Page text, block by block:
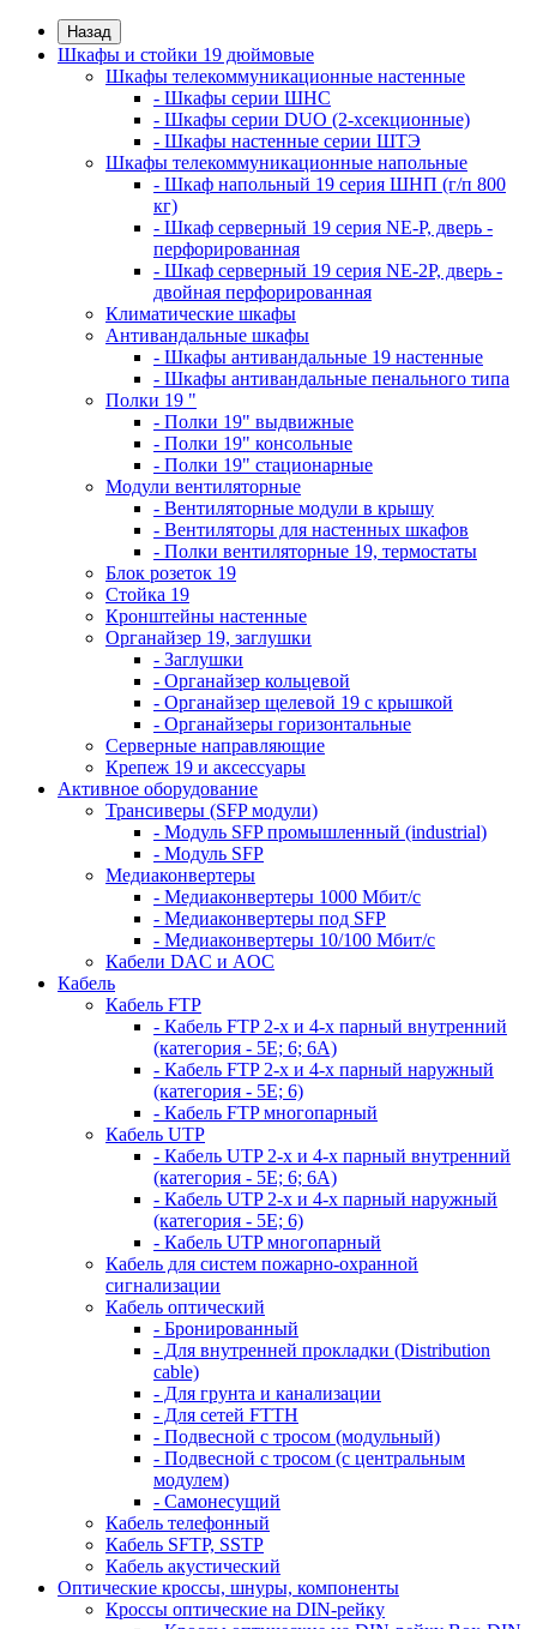
Назад
Шкафы и стойки 19 дюймовые
Шкафы телекоммуникационные настенные
- Шкафы серии ШНС
- Шкафы серии DUO (2-хсекционные)
- Шкафы настенные серии ШТЭ
Шкафы телекоммуникационные напольные
- Шкаф напольный 19 серия ШНП (г/п 800
кг)
- Шкаф серверный 19 серия NE-P, дверь -
перфорированная
- Шкаф серверный 19 серия NE-2P, дверь -
двойная перфорированная
Климатические шкафы
Антивандальные шкафы
- Шкафы антивандальные 19 настенные
- Шкафы антивандальные пенального типа
Полки 19 "
- Полки 19" выдвижные
- Полки 19" консольные
- Полки 19" стационарные
Модули вентиляторные
- Вентиляторные модули в крышу
- Вентиляторы для настенных шкафов
- Полки вентиляторные 19, термостаты
Блок розеток 19
Стойка 19
Кронштейны настенные
Органайзер 19, заглушки
- Заглушки
- Органайзер кольцевой
- Органайзер щелевой 19 с крышкой
- Органайзеры горизонтальные
Серверные направляющие
Крепеж 19 и аксессуары
Активное оборудование
Трансиверы (SFP модули)
- Модуль SFP промышленный (industrial)
- Модуль SFP
Медиаконвертеры
- Медиаконвертеры 1000 Мбит/с
- Медиаконвертеры под SFP
- Медиаконвертеры 10/100 Мбит/с
Кабели DAC и AOC
Кабель
Кабель FTP
- Кабель FTP 2-х и 4-х парный внутренний
(категория - 5Е; 6; 6А)
- Кабель FTP 2-х и 4-х парный наружный
(категория - 5Е; 6)
- Кабель FTP многопарный
Кабель UTP
- Кабель UTP 2-х и 4-х парный внутренний
(категория - 5Е; 6; 6А)
- Кабель UTP 2-х и 4-х парный наружный
(категория - 5Е; 6)
- Кабель UTP многопарный
Кабель для систем пожарно-охранной
сигнализации
Кабель оптический
- Бронированный
- Для внутренней прокладки (Distribution
cable)
- Для грунта и канализации
- Для сетей FTTH
- Подвесной с тросом (модульный)
- Подвесной с тросом (с центральным
модулем)
- Самонесущий
Кабель телефонный
Кабель SFTP, SSTP
Кабель акустический
Оптические кроссы, шнуры, компоненты
Кроссы оптические на DIN-рейку